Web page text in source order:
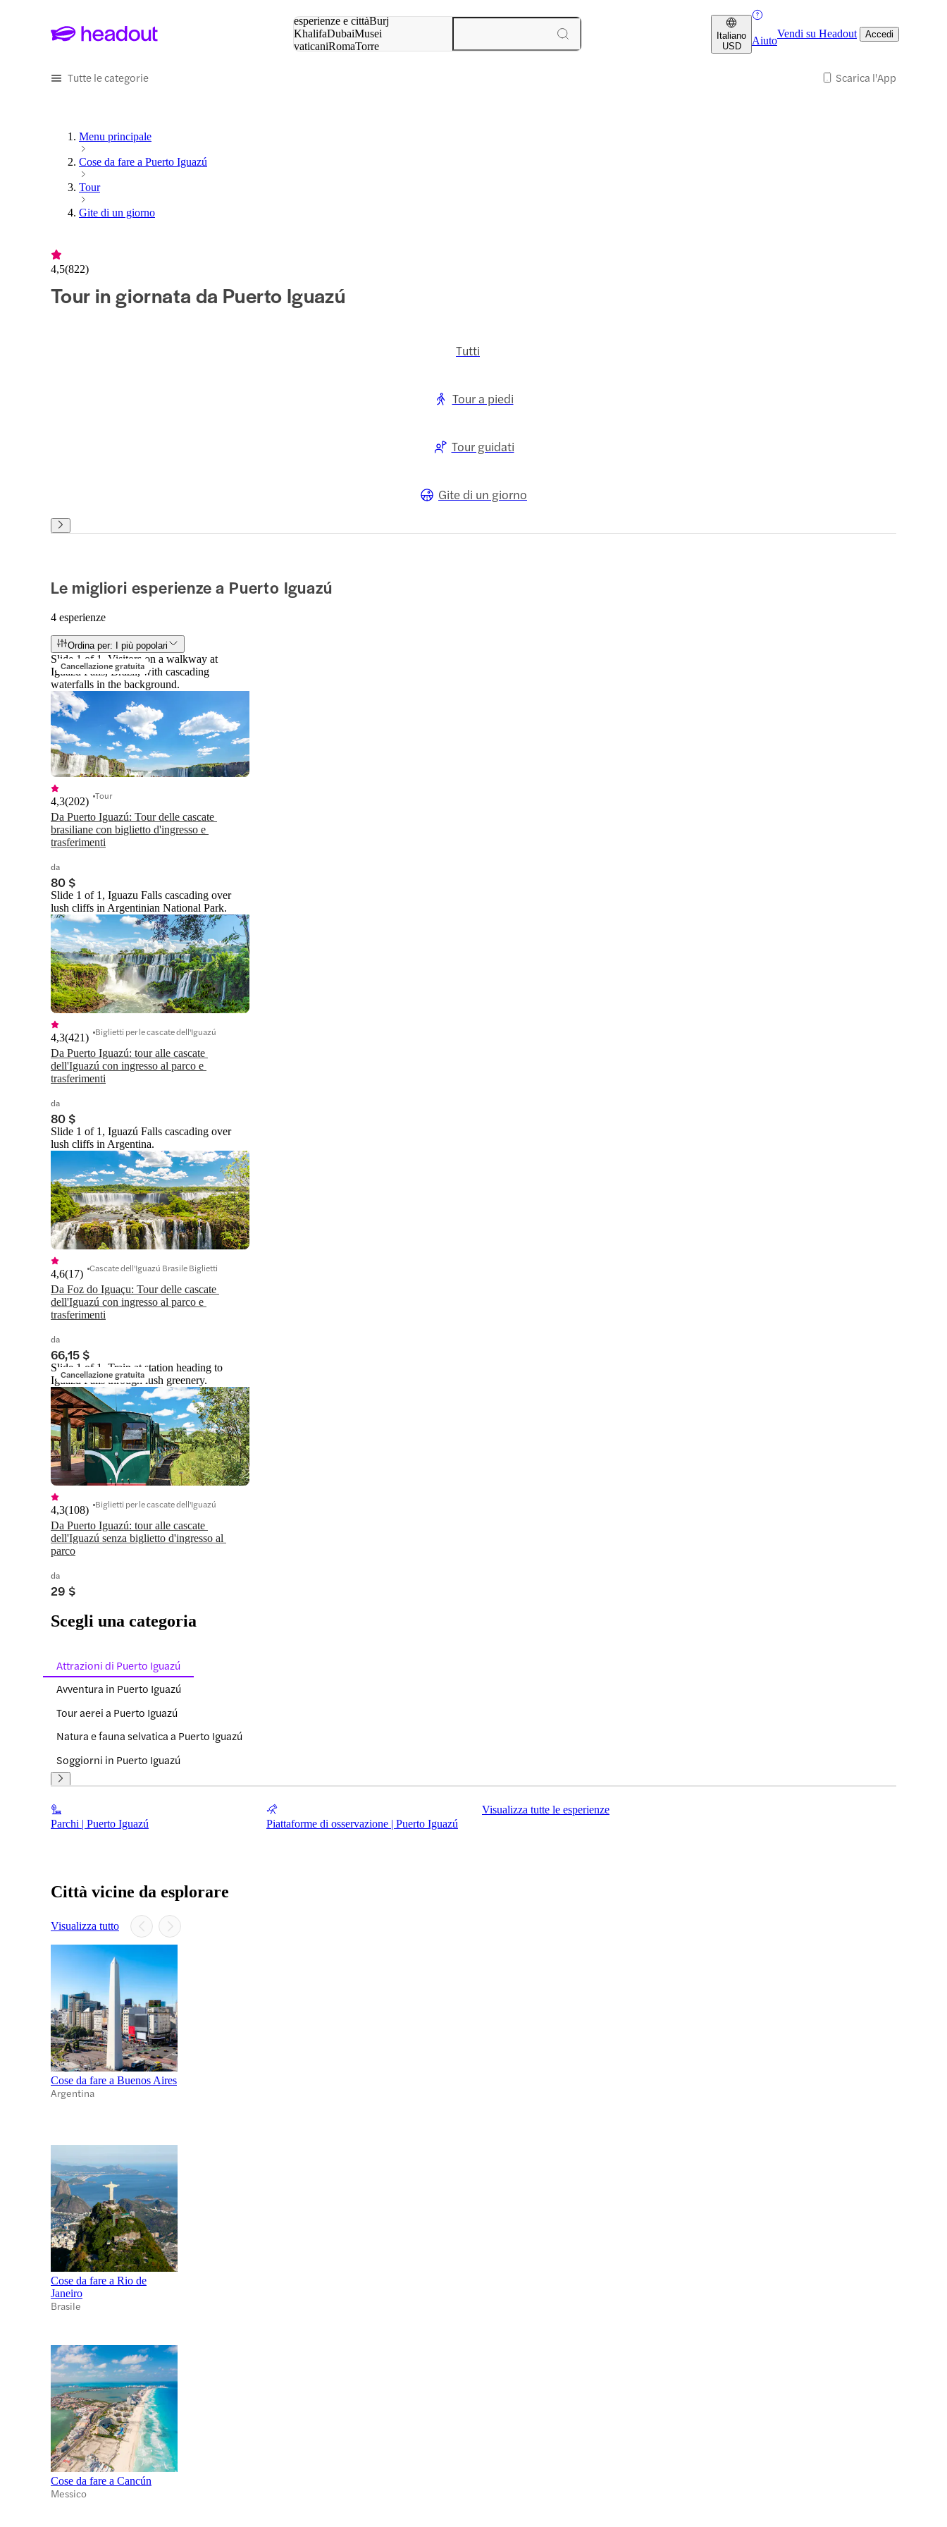
esperienze e cittàBurj
KhalifaDubaiMusei
vaticaniRomaTorre
Italiano
USD
Aiuto
Vendi su Headout Accedi
Tutte le categorie Scarica l'App
Menu principale
Cose da fare a Puerto Iguazú
Tour
Gite di un giorno
4,5(822)
Tour in giornata da Puerto Iguazú
Tutti
Tour a piedi
Tour guidati
Gite di un giorno
Le migliori esperienze a Puerto Iguazú
4 esperienze
Ordina per: I più popolari
Cancellazione gratuita
Slide 1 of 1, Visitors on a walkway at
Iguazu Falls, Brazil, with cascading
waterfalls in the background.
Da Puerto Iguazú: Tour delle cascate
brasiliane con biglietto d'ingresso e
trasferimenti
4,3(202) Tour
da
80 $
Slide 1 of 1, Iguazu Falls cascading over
lush cliffs in Argentinian National Park.
Da Puerto Iguazú: tour alle cascate
dell'Iguazú con ingresso al parco e
trasferimenti
4,3(421) Biglietti per le cascate dell'Iguazú
da
80 $
Slide 1 of 1, Iguazú Falls cascading over
lush cliffs in Argentina.
Da Foz do Iguaçu: Tour delle cascate
dell'Iguazú con ingresso al parco e
trasferimenti
4,6(17) Cascate dell'Iguazú Brasile Biglietti
da
66,15 $
Cancellazione gratuita
Slide 1 of 1, Train at station heading to
Iguazu Falls through lush greenery.
Da Puerto Iguazú: tour alle cascate
dell'Iguazú senza biglietto d'ingresso al
parco
4,3(108) Biglietti per le cascate dell'Iguazú
da
29 $
Scegli una categoria
Attrazioni di Puerto Iguazú
Avventura in Puerto Iguazú
Tour aerei a Puerto Iguazú
Natura e fauna selvatica a Puerto Iguazú
Soggiorni in Puerto Iguazú
Parchi | Puerto Iguazú Piattaforme di osservazione | Puerto Iguazú
Visualizza tutte le esperienze
Città vicine da esplorare
Visualizza tutto
Cose da fare a Buenos Aires
Argentina
Cose da fare a Rio de
Janeiro
Brasile
Cose da fare a Cancún
Messico